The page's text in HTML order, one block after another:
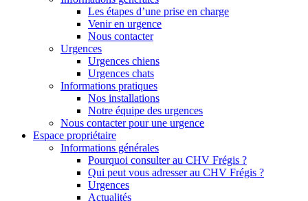
Les étapes d’une prise en charge
Venir en urgence
Nous contacter
Urgences
Urgences chiens
Urgences chats
Informations pratiques
Nos installations
Notre équipe des urgences
Nous contacter pour une urgence
Espace propriétaire
Informations générales
Pourquoi consulter au CHV Frégis ?
Qui peut vous adresser au CHV Frégis ?
Urgences
Actualités